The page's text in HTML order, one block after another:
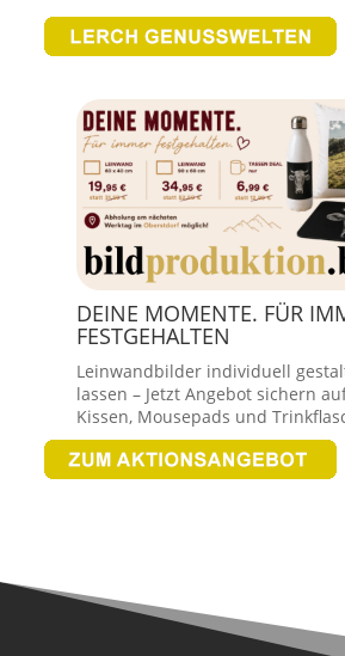
DEINE MOMENTE. FÜR
FESTGEHALTEN
Leinwandbilder individuell
lassen – Jetzt Angebot sichern
Kissen, Mousepads und